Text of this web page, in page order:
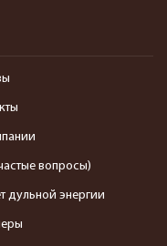
вопросы)
дульной энергии